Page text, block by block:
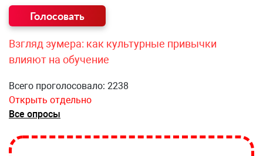
Взгляд зумера: как культурные привычки
влияют на обучение
Всего проголосовало: 2238
Открыть отдельно
Все опросы